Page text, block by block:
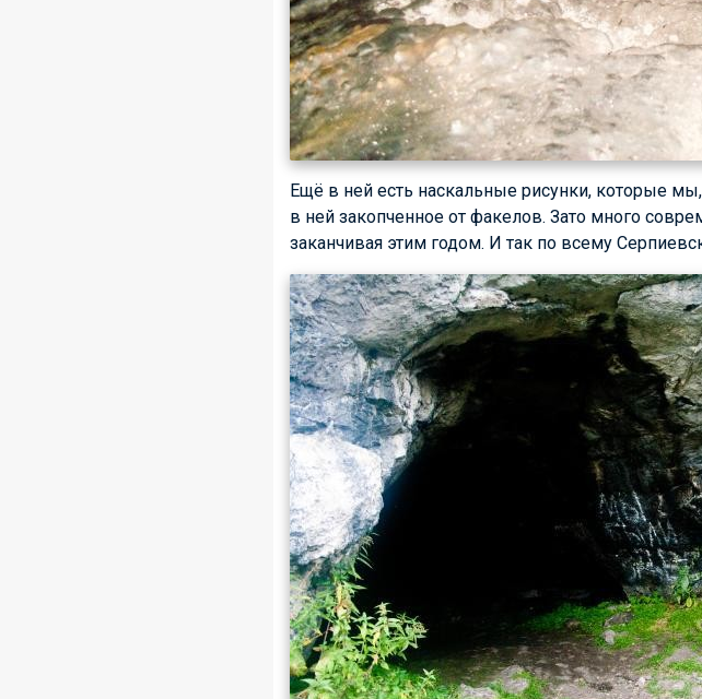
Ещё в ней есть наскальные рисунки, которые
в ней закопченное от факелов. Зато много
заканчивая этим годом. И так по всему